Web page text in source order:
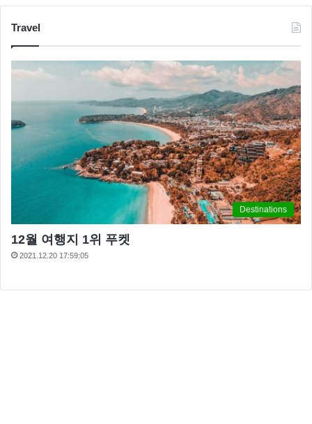
Travel
Destinations
12월 여행지 1위 푸켓
2021.12.20 17:59:05